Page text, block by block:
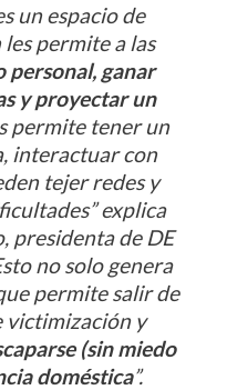
un espacio de
permite a las
personal, ganar
y proyectar un
permite tener un
interactuar con
tejer redes y
explica
presidenta de DE
no solo genera
permite salir de
victimización y
(sin miedo
doméstica”.